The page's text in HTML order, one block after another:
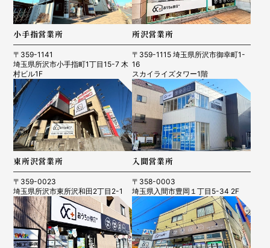
小手指営業所
〒359-1141
埼玉県所沢市小手指町1丁目15-7 木
村ビル1F
所沢営業所
〒359-1115 埼玉県所沢市御幸町1-
16
スカイライズタワー1階
東所沢営業所
〒359-0023
埼玉県所沢市東所沢和田2丁目2-1
入間営業所
〒358-0003
埼玉県入間市豊岡１丁目5-34 2F